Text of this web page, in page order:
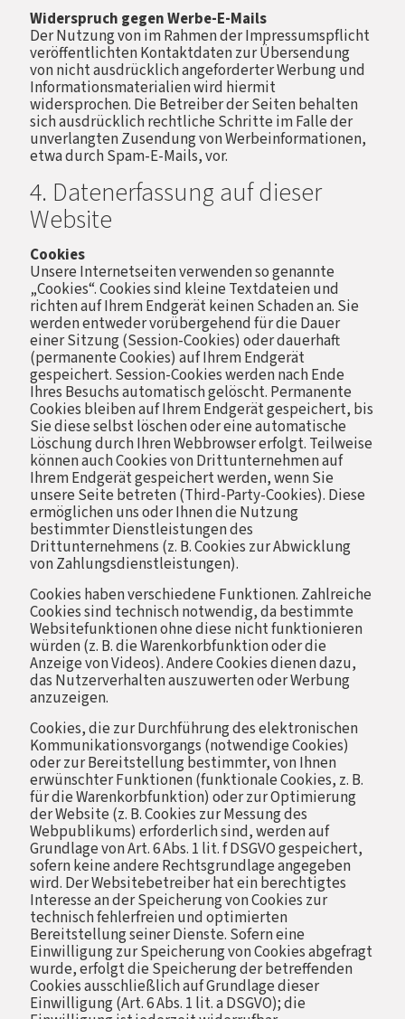
Widerspruch gegen Werbe-E-Mails
Der Nutzung von im Rahmen der Impressumspflicht
veröffentlichten Kontaktdaten zur Übersendung
von nicht ausdrücklich angeforderter Werbung und
Informationsmaterialien wird hiermit
widersprochen. Die Betreiber der Seiten behalten
sich ausdrücklich rechtliche Schritte im Falle der
unverlangten Zusendung von Werbeinformationen,
etwa durch Spam-E-Mails, vor.
4. Datenerfassung auf dieser
Website
Cookies
Unsere Internetseiten verwenden so genannte
„Cookies“. Cookies sind kleine Textdateien und
richten auf Ihrem Endgerät keinen Schaden an. Sie
werden entweder vorübergehend für die Dauer
einer Sitzung (Session-Cookies) oder dauerhaft
(permanente Cookies) auf Ihrem Endgerät
gespeichert. Session-Cookies werden nach Ende
Ihres Besuchs automatisch gelöscht. Permanente
Cookies bleiben auf Ihrem Endgerät gespeichert, bis
Sie diese selbst löschen oder eine automatische
Löschung durch Ihren Webbrowser erfolgt. Teilweise
können auch Cookies von Drittunternehmen auf
Ihrem Endgerät gespeichert werden, wenn Sie
unsere Seite betreten (Third-Party-Cookies). Diese
ermöglichen uns oder Ihnen die Nutzung
bestimmter Dienstleistungen des
Drittunternehmens (z. B. Cookies zur Abwicklung
von Zahlungsdienstleistungen).
Cookies haben verschiedene Funktionen. Zahlreiche
Cookies sind technisch notwendig, da bestimmte
Websitefunktionen ohne diese nicht funktionieren
würden (z. B. die Warenkorbfunktion oder die
Anzeige von Videos). Andere Cookies dienen dazu,
das Nutzerverhalten auszuwerten oder Werbung
anzuzeigen.
Cookies, die zur Durchführung des elektronischen
Kommunikationsvorgangs (notwendige Cookies)
oder zur Bereitstellung bestimmter, von Ihnen
erwünschter Funktionen (funktionale Cookies, z. B.
für die Warenkorbfunktion) oder zur Optimierung
der Website (z. B. Cookies zur Messung des
Webpublikums) erforderlich sind, werden auf
Grundlage von Art. 6 Abs. 1 lit. f DSGVO gespeichert,
sofern keine andere Rechtsgrundlage angegeben
wird. Der Websitebetreiber hat ein berechtigtes
Interesse an der Speicherung von Cookies zur
technisch fehlerfreien und optimierten
Bereitstellung seiner Dienste. Sofern eine
Einwilligung zur Speicherung von Cookies abgefragt
wurde, erfolgt die Speicherung der betreffenden
Cookies ausschließlich auf Grundlage dieser
Einwilligung (Art. 6 Abs. 1 lit. a DSGVO); die